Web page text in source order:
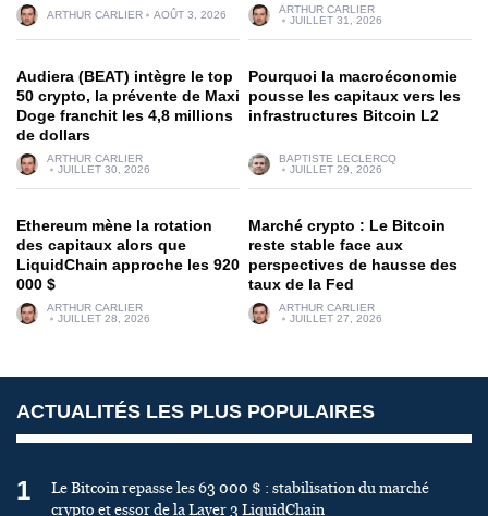
ARTHUR CARLIER AOÛT 3, 2026
ARTHUR CARLIER
JUILLET 31, 2026
Audiera (BEAT) intègre le top
50 crypto, la prévente de Maxi
Doge franchit les 4,8 millions
de dollars
ARTHUR CARLIER
JUILLET 30, 2026
Pourquoi la macroéconomie
pousse les capitaux vers les
infrastructures Bitcoin L2
BAPTISTE LECLERCQ
JUILLET 29, 2026
Ethereum mène la rotation
des capitaux alors que
LiquidChain approche les 920
000 $
ARTHUR CARLIER
JUILLET 28, 2026
Marché crypto : Le Bitcoin
reste stable face aux
perspectives de hausse des
taux de la Fed
ARTHUR CARLIER
JUILLET 27, 2026
ACTUALITÉS LES PLUS POPULAIRES
1
Le Bitcoin repasse les 63 000 $ : stabilisation du marché
crypto et essor de la Layer 3 LiquidChain